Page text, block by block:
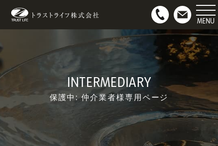
マンション用地募集
お問い合わせ
INTERMEDIARY
保護中: 仲介業者様専用ページ